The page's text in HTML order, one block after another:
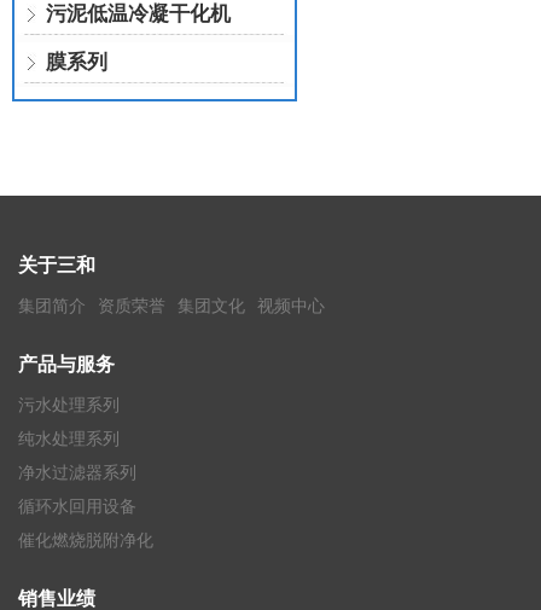
污泥低温冷凝干化机
膜系列
关于三和
集团简介 资质荣誉 集团文化 视频中心
产品与服务
污水处理系列
纯水处理系列
净水过滤器系列
循环水回用设备
催化燃烧脱附净化
销售业绩